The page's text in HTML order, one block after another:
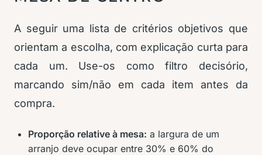
A seguir uma lista de critérios objetivos que
orientam a escolha, com explicação curta para
cada um. Use-os como filtro decisório,
marcando sim/não em cada item antes da
compra.
Proporção relative à mesa: a largura de um
arranjo deve ocupar entre 30% e 60% do